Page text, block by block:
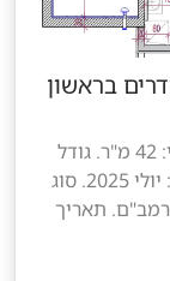
2 חדרים בראשון
סוג הנכס: פנטהאוז. חדרים: 2. שטח בנוי: 42 מ"ר. גודל
מרפסת: 50 מ"ר. קומה: 7. תאריך אכלוס: יולי 2025. סוג
רמב"ם. תאריך